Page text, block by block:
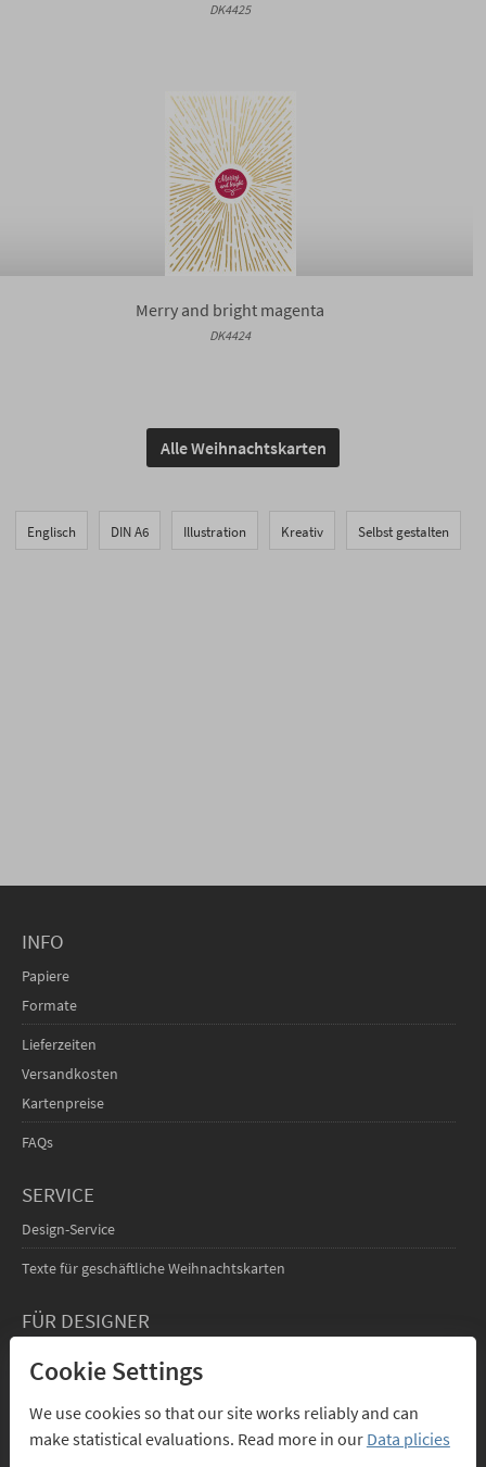
DK4425
Merry and bright magenta
DK4424
Alle Weihnachtskarten
Englisch DIN A6 Illustration Kreativ Selbst gestalten
INFO
Papiere
Formate
Lieferzeiten
Versandkosten
Kartenpreise
FAQs
SERVICE
Design-Service
Texte für geschäftliche Weihnachtskarten
FÜR DESIGNER
ÜBER UNS
Cookie Settings
We use cookies so that our site works reliably and can
make statistical evaluations. Read more in our Data plicies